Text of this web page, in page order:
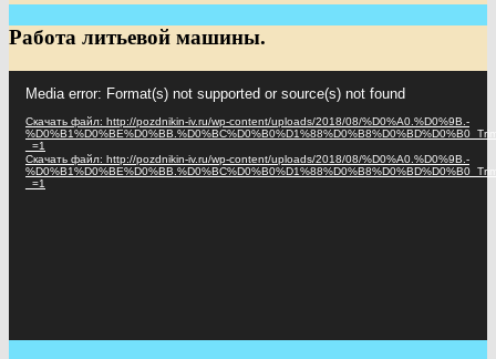
Работа литьевой машины.
Media error: Format(s) not supported or source(s) not found
Скачать файл: http://pozdnikin-iv.ru/wp-content/uploads/2018/08/%D0%A0.%D0%9B.-
_=1
Скачать файл: http://pozdnikin-iv.ru/wp-content/uploads/2018/08/%D0%A0.%D0%9B.-
_=1